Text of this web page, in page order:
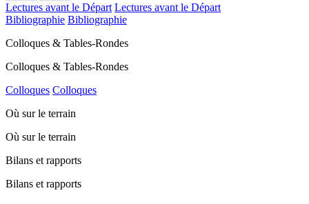
Lectures avant le Départ Lectures avant le Départ
Bibliographie Bibliographie
Colloques & Tables-Rondes
Colloques & Tables-Rondes
Colloques Colloques
Où sur le terrain
Où sur le terrain
Bilans et rapports
Bilans et rapports